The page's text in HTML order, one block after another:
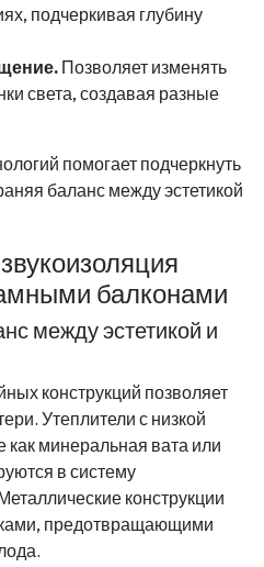
подчеркивая глубину
Позволяет изменять
света, создавая разные
помогает подчеркнуть
баланс между эстетикой
балконами
между эстетикой и
конструкций позволяет
Утеплители с низкой
как минеральная вата или
в систему
конструкции
предотвращающими